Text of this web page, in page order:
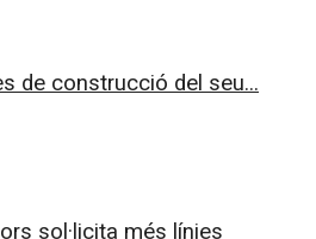
de construcció del seu...
sol·licita més línies